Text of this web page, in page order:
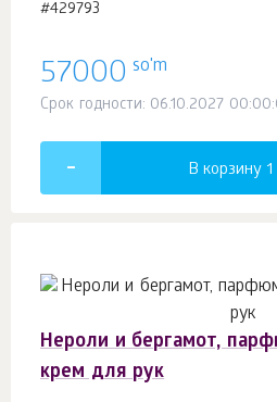
#429793
57000 so'm
Срок годности: 06.10.2027
В корзину 1
Нероли и бергамот,
крем для рук